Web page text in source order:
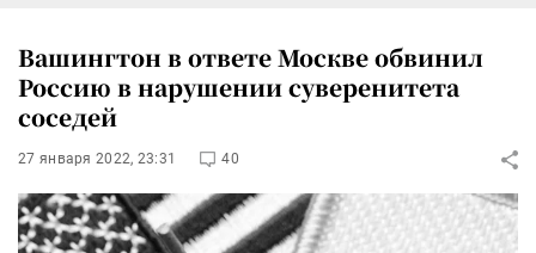
Вашингтон в ответе Москве обвинил
Россию в нарушении суверенитета
соседей
27 января 2022, 23:31 40